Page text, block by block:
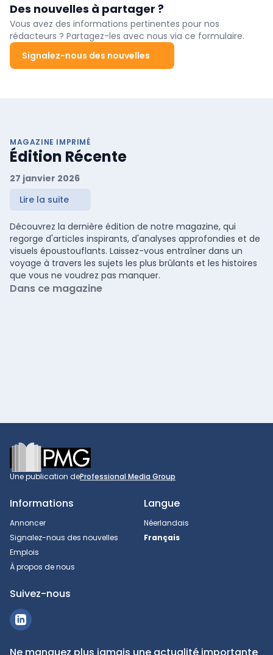
Des nouvelles à partager ?
Vous avez des informations pertinentes pour nos
rédacteurs ? Partagez-les avec nous via ce formulaire.
Signalez-nous des nouvelles
MAGAZINE IMPRIMÉ
Édition Récente
27 janvier 2026
Lire la suite
Découvrez la dernière édition de notre magazine, qui
regorge d'articles inspirants, d'analyses approfondies et de
visuels époustouflants. Laissez-vous entraîner dans un
voyage à travers les sujets les plus brûlants et les histoires
que vous ne voudrez pas manquer.
Dans ce magazine
Footer
Une publication deProfessional Media Group
Informations
Annoncer
Signalez-nous des nouvelles
Emplois
À propos de nous
Langue
Néerlandais
Français
Suivez-nous
Ne manquez plus jamais une actualité importante